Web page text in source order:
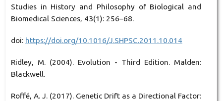
Studies in History and Philosophy of Biological and
Biomedical Sciences, 43(1): 256–68.
doi: https://doi.org/10.1016/J.SHPSC.2011.10.014
Ridley, M. (2004). Evolution - Third Edition. Malden:
Blackwell.
Roffé, A. J. (2017). Genetic Drift as a Directional Factor: